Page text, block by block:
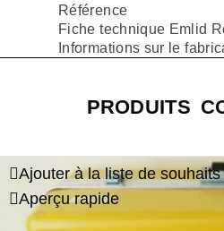
Référence
Fiche technique Emlid
Informations sur le
PRODUITS
Ajouter à la liste de souhaits
Aperçu rapide